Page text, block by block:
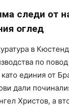
следи от
оглед
в
по
единия от
дали
Христов, а